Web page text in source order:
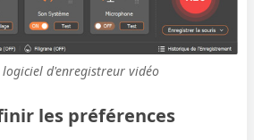
logiciel d'enregistreur vidéo
les préférences